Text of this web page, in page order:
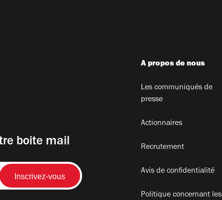
boite mail
A propos de nous
Les communiqués de
presse
Actionnaires
Recrutement
Avis de confidentialité
Politique concernant les